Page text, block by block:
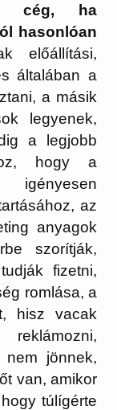
cég, ha
hasonlóan
előállítási,
általában a
a másik
legyenek,
a legjobb
hogy a
az
anyagok
szorítják,
fizetni,
romlása, a
hisz vacak
jönnek,
van, amikor
túlígérte